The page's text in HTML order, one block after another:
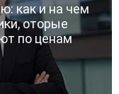
как и на чем
оторые
по ценам